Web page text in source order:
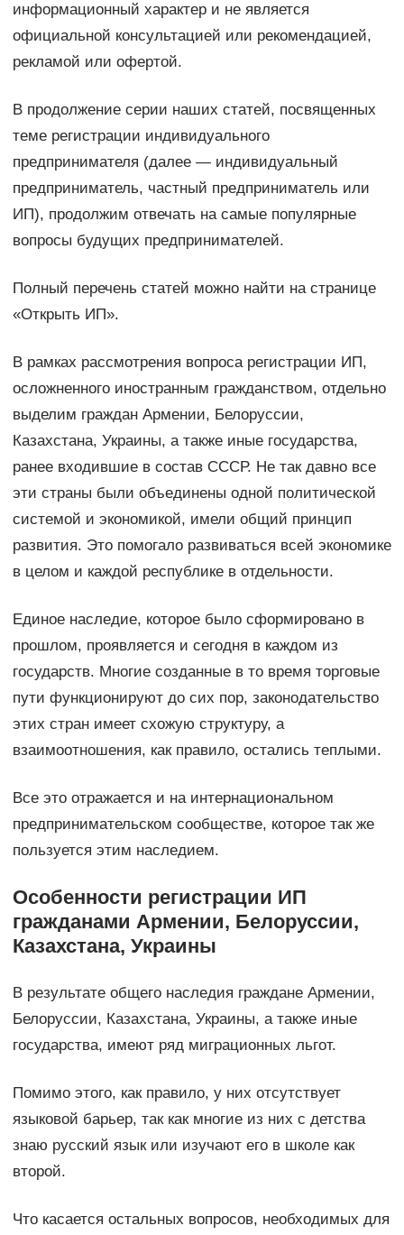
информационный характер и не является
официальной консультацией или рекомендацией,
рекламой или офертой.
В продолжение серии наших статей, посвященных
теме регистрации индивидуального
предпринимателя (далее — индивидуальный
предприниматель, частный предприниматель или
ИП), продолжим отвечать на самые популярные
вопросы будущих предпринимателей.
Полный перечень статей можно найти на странице
«Открыть ИП».
В рамках рассмотрения вопроса регистрации ИП,
осложненного иностранным гражданством, отдельно
выделим граждан Армении, Белоруссии,
Казахстана, Украины, а также иные государства,
ранее входившие в состав СССР. Не так давно все
эти страны были объединены одной политической
системой и экономикой, имели общий принцип
развития. Это помогало развиваться всей экономике
в целом и каждой республике в отдельности.
Единое наследие, которое было сформировано в
прошлом, проявляется и сегодня в каждом из
государств. Многие созданные в то время торговые
пути функционируют до сих пор, законодательство
этих стран имеет схожую структуру, а
взаимоотношения, как правило, остались теплыми.
Все это отражается и на интернациональном
предпринимательском сообществе, которое так же
пользуется этим наследием.
Особенности регистрации ИП
гражданами Армении, Белоруссии,
Казахстана, Украины
В результате общего наследия граждане Армении,
Белоруссии, Казахстана, Украины, а также иные
государства, имеют ряд миграционных льгот.
Помимо этого, как правило, у них отсутствует
языковой барьер, так как многие из них с детства
знаю русский язык или изучают его в школе как
второй.
Что касается остальных вопросов, необходимых для